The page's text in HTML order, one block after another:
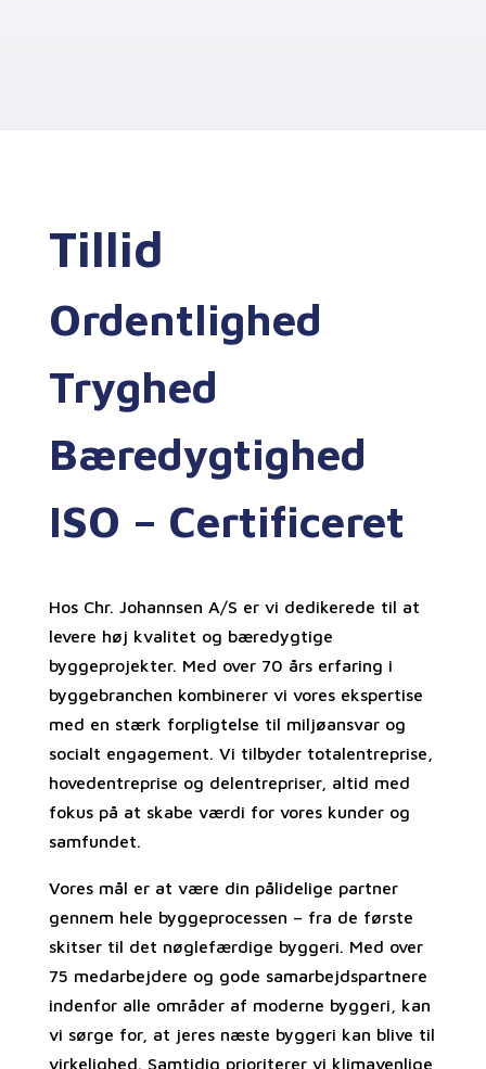
Tillid
Ordentlighed
Tryghed
Bæredygtighed
ISO – Certificeret
Hos Chr. Johannsen A/S er vi dedikerede til at
levere høj kvalitet og bæredygtige
byggeprojekter. Med over 70 års erfaring i
byggebranchen kombinerer vi vores ekspertise
med en stærk forpligtelse til miljøansvar og
socialt engagement. Vi tilbyder totalentreprise,
hovedentreprise og delentrepriser, altid med
fokus på at skabe værdi for vores kunder og
samfundet.
Vores mål er at være din pålidelige partner
gennem hele byggeprocessen – fra de første
skitser til det nøglefærdige byggeri. Med over
75 medarbejdere og gode samarbejdspartnere
indenfor alle områder af moderne byggeri, kan
vi sørge for, at jeres næste byggeri kan blive til
virkelighed. Samtidig prioriterer vi klimavenlige